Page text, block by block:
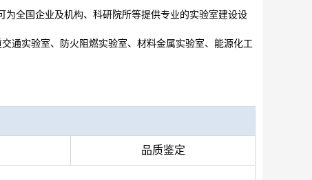
全国企业及机构、科研院所等提供专业的实验室建设设
通实验室、 防火阻燃实验室、 材料金属实验室、 能源化工
品质鉴定